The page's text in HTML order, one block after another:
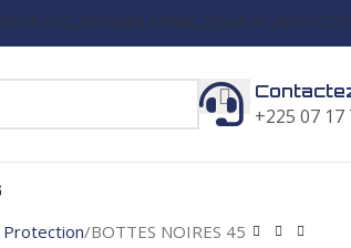
DE NOUSPRODUITSBLOGUER
+225 07 17
BOTTES NOIRES 45